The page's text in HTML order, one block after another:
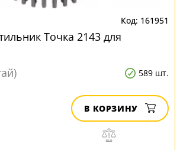
161951
Точка 2143 для
589 шт.
В КОРЗИНУ